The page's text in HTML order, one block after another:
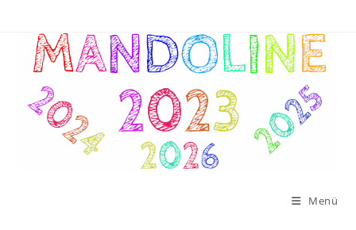
springen
Menü